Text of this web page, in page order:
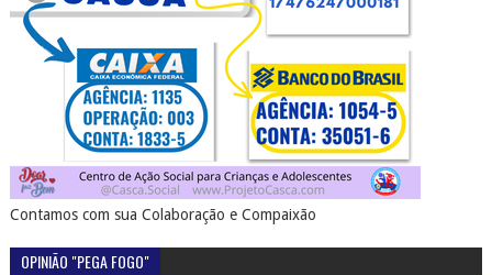
Contamos com sua Colaboração e Compaixão
OPINIÃO "PEGA FOGO"